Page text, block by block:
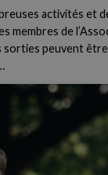
activités
membres de
sorties peuvent